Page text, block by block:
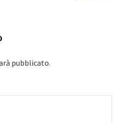
pubblicato.